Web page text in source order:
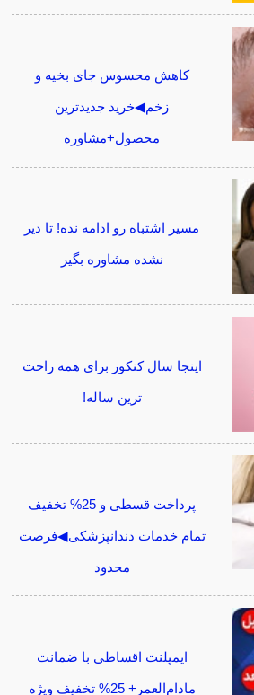
کاهش محسوس جای بخیه و
زخم◀خرید جدیدترین
محصول+مشاوره
مسیر اشتباه رو ادامه نده! تا دیر
نشده مشاوره بگیر
اینجا سال کنکور برای همه راحت
ترین ساله!
پرداخت قسطی و 25% تخفیف
تمام خدمات دندانپزشکی◀فرصت
محدود
ایمپلنت اقساطی با ضمانت
مادام‌العمر+ 25% تخفیف ویژه